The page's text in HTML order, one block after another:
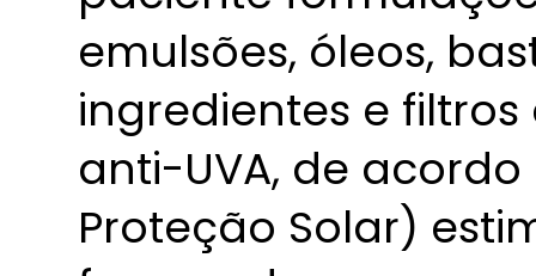
emulsões, óleos,
ingredientes e
anti-UVA, de acordo
Proteção Solar)